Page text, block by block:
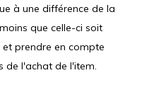
à une différence de la
que celle-ci soit
prendre en compte
de l'achat de l'item.